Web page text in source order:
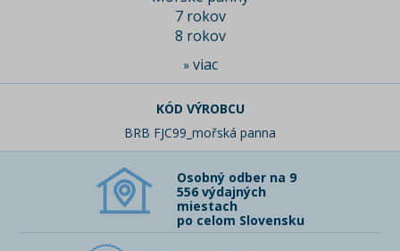
7 rokov
8 rokov
» viac
KÓD VÝROBCU
BRB FJC99_mořská panna
Osobný odber na 9
556 výdajných
miestach
po celom Slovensku